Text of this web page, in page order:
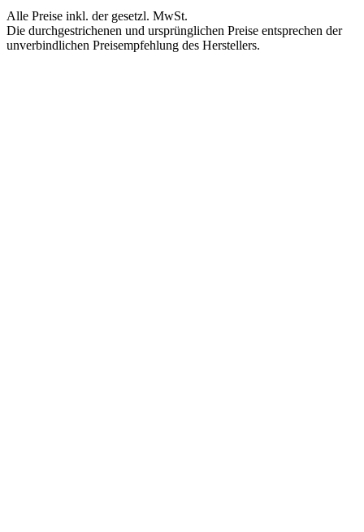
Alle Preise inkl. der gesetzl. MwSt.
Die durchgestrichenen und ursprünglichen Preise entsprechen der
unverbindlichen Preisempfehlung des Herstellers.